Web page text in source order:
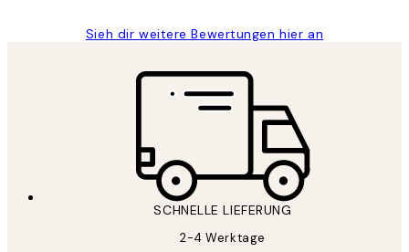
Sieh dir weitere Bewertungen hier an
SCHNELLE LIEFERUNG
2-4 Werktage